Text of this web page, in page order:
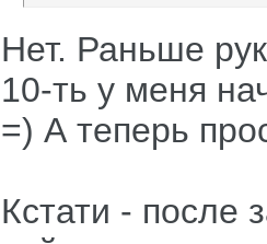
Нет. Раньше
10-ть у меня
=) А теперь
Кстати - после